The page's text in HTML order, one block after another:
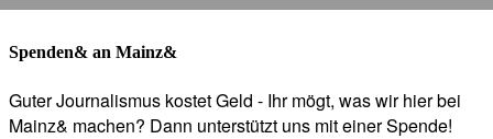
Spenden& an Mainz&
Guter Journalismus kostet Geld - Ihr mögt, was wir hier bei
Mainz& machen? Dann unterstützt uns mit einer Spende!